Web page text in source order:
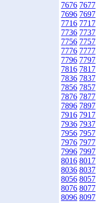
7676 7677
7696 7697
7716 7717
7736 7737
7756 7757
7776 7777
7796 7797
7816 7817
7836 7837
7856 7857
7876 7877
7896 7897
7916 7917
7936 7937
7956 7957
7976 7977
7996 7997
8016 8017
8036 8037
8056 8057
8076 8077
8096 8097